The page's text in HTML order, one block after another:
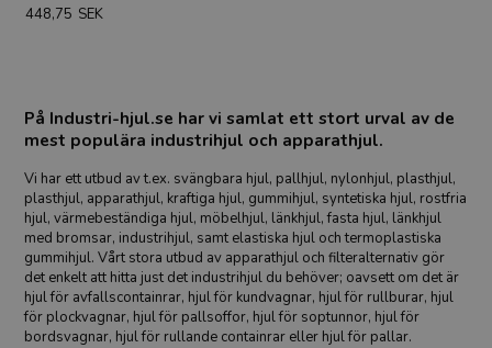
448,75 SEK
På Industri-hjul.se har vi samlat ett stort urval av de
mest populära industrihjul och apparathjul.
Vi har ett utbud av t.ex. svängbara hjul, pallhjul, nylonhjul, plasthjul,
plasthjul, apparathjul, kraftiga hjul, gummihjul, syntetiska hjul, rostfria
hjul, värmebeständiga hjul, möbelhjul, länkhjul, fasta hjul, länkhjul
med bromsar, industrihjul, samt elastiska hjul och termoplastiska
gummihjul. Vårt stora utbud av apparathjul och filteralternativ gör
det enkelt att hitta just det industrihjul du behöver; oavsett om det är
hjul för avfallscontainrar, hjul för kundvagnar, hjul för rullburar, hjul
för plockvagnar, hjul för pallsoffor, hjul för soptunnor, hjul för
bordsvagnar, hjul för rullande containrar eller hjul för pallar.